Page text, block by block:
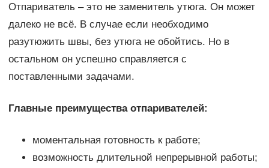
Отпариватель – это не заменитель утюга. Он может
далеко не всё. В случае если необходимо
разутюжить швы, без утюга не обойтись. Но в
остальном он успешно справляется с
поставленными задачами.
Главные преимущества отпаривателей:
моментальная готовность к работе;
возможность длительной непрерывной работы;